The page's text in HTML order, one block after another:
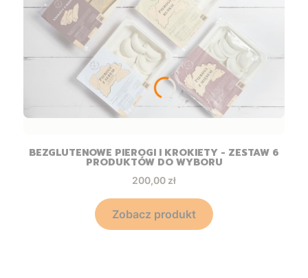
BEZGLUTENOWE PIEROGI I KROKIETY - ZESTAW 6
PRODUKTÓW DO WYBORU
Cena
200,00 zł
Zobacz produkt